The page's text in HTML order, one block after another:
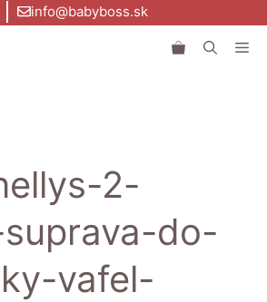
info@babyboss.sk
2-
do-
vafel-